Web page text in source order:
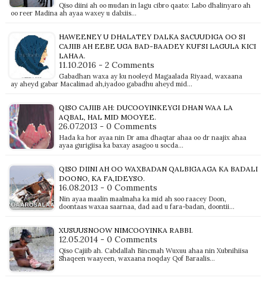
Qiso diini ah oo mudan in lagu cibro qaato: Labo dhalinyaro ah
oo reer Madina ah ayaa waxey u dalxiis…
HAWEENEY U DHALATEY DALKA SACUUDIGA OO SI
CAJIIB AH EEBE UGA BAD-BAADEY KUFSI LAGULA KICI
LAHAA.
11.10.2016 - 2 Comments
Gabadhan waxa ay ku nooleyd Magaalada Riyaad, waxaana
ay aheyd gabar Macalimad ah,iyadoo gabadhu aheyd mid…
QISO CAJIIB AH: DUCOOYINKEYGI DHAN WAA LA
AQBAL, HAL MID MOOYEE.
26.07.2013 - 0 Comments
Hada ka hor ayaa nin Dr ama dhaqtar ahaa oo dr naajix ahaa
ayaa gurigiisa ka baxay asagoo u socda…
QISO DIINI AH OO WAXBADAN QALBIGAAGA KA BADALI
DOONO, KA FA,IDEYSO.
16.08.2013 - 0 Comments
Nin ayaa maalin maalmaha ka mid ah soo raacey Doon,
doontaas waxaa saarnaa, dad aad u fara-badan, doontii…
XUSUUSNOOW NIMCOOYINKA RABBI.
12.05.2014 - 0 Comments
Qiso Cajiib ah. Cabdallah Bincmah Wuxuu ahaa nin Xubnihiisa
Shaqeen waayeen, waxaana noqday Qof Baraalis…